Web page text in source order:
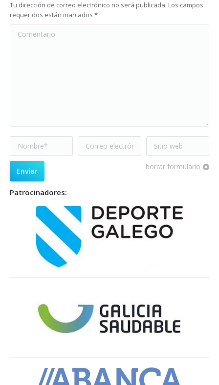
Tu dirección de correo electrónico no será publicada. Los campos
requeridos están marcados *
Comentario
Nombre *
Correo electrónico
*
Sitio web
borrar formulario
Enviar
Patrocinadores: